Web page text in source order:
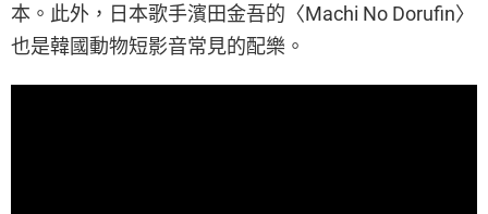
本。此外，日本歌手濱田金吾的〈Machi No Dorufin〉
也是韓國動物短影音常見的配樂。